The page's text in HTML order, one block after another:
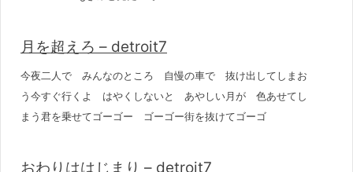
月を超えろ – detroit7
今夜二人で みんなのところ 自慢の車で 抜け出してしまお
う今すぐ行くよ はやくしないと あやしい月が 色あせてし
まう君を乗せてゴーゴー ゴーゴー街を抜けてゴーゴ
おわりははじまり – detroit7